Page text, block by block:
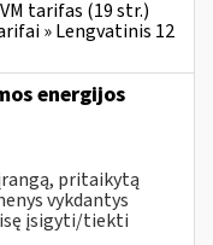
tarifas (19 str.)
» Lengvatinis 12
energijos
pritaikytą
vykdantys
įsigyti/tiekti